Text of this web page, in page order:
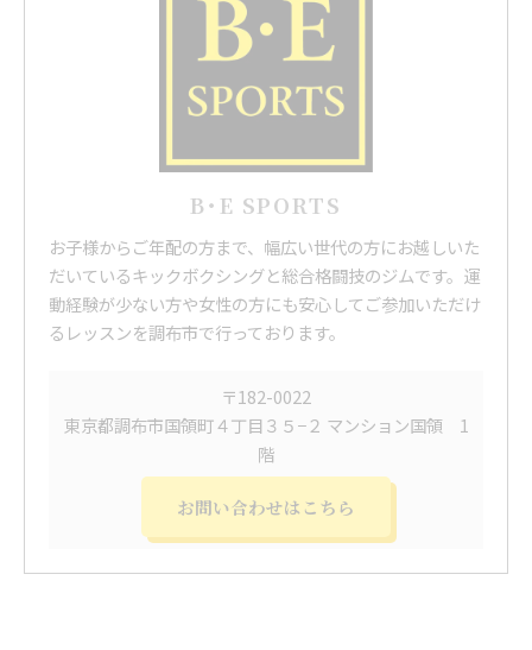
B･E SPORTS
お子様からご年配の方まで、幅広い世代の方にお越しいた
だいているキックボクシングと総合格闘技のジムです。運
動経験が少ない方や女性の方にも安心してご参加いただけ
るレッスンを調布市で行っております。
〒182-0022
東京都調布市国領町４丁目３５−２ マンション国領 1
階
お問い合わせはこちら